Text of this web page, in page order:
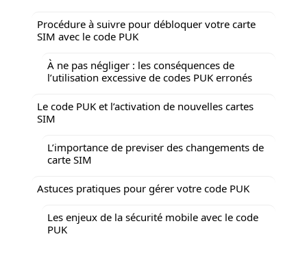
Procédure à suivre pour débloquer votre carte
SIM avec le code PUK
À ne pas négliger : les conséquences de
l’utilisation excessive de codes PUK erronés
Le code PUK et l’activation de nouvelles cartes
SIM
L’importance de previser des changements de
carte SIM
Astuces pratiques pour gérer votre code PUK
Les enjeux de la sécurité mobile avec le code
PUK